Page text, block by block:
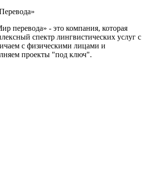
перевода» - это компания, которая
спектр лингвистических услуг с
с физическими лицами и
проекты "под ключ".